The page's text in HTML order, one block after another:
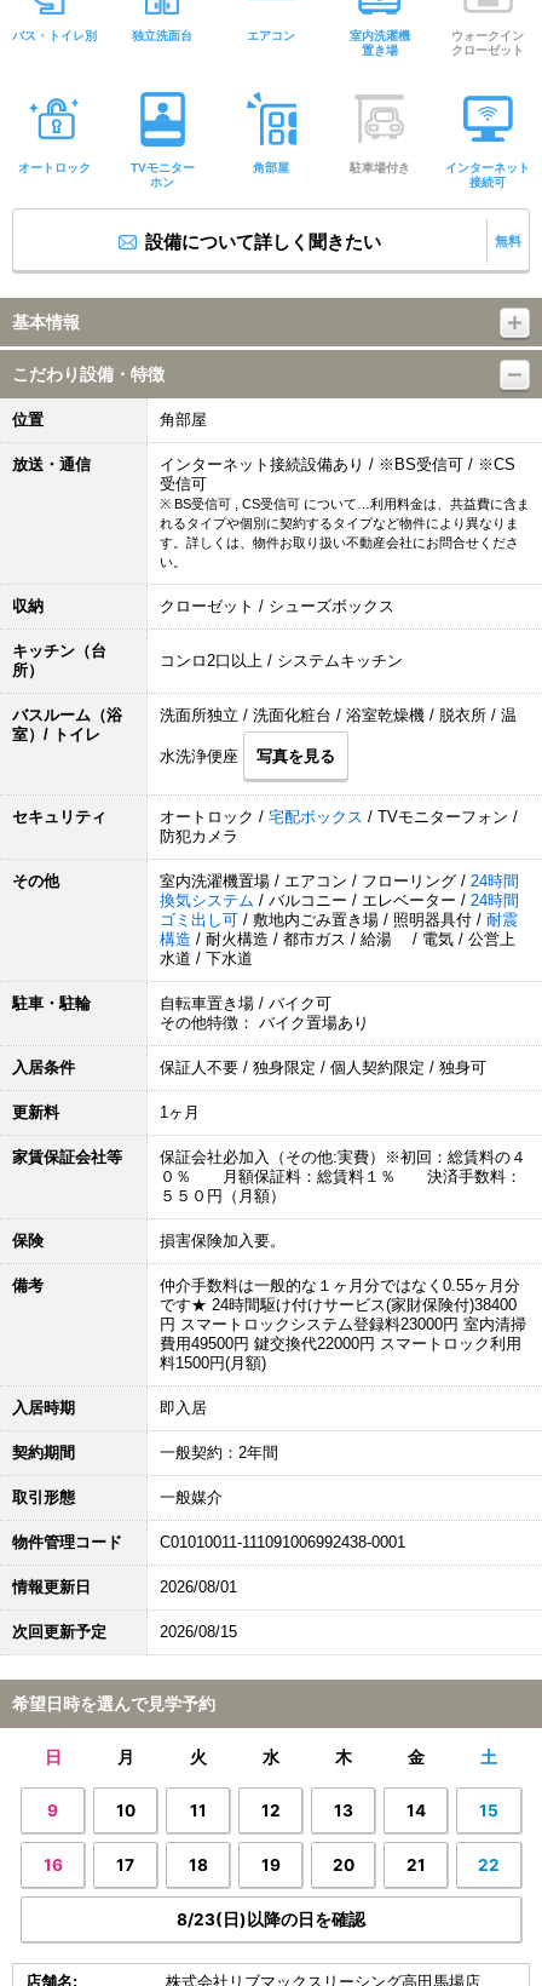
バス・トイレ別 独立洗面台 エアコン
室内洗濯機
置き場
ウォークイン
クローゼット
オートロック
TVモニター
ホン
角部屋 駐車場付き
インターネット
接続可
設備について詳しく聞きたい 無料
基本情報
こだわり設備・特徴
位置 角部屋
放送・通信
インターネット接続設備あり / ※BS受信可 / ※CS
受信可
※ BS受信可 , CS受信可 について…利用料金は、共益費に含ま
れるタイプや個別に契約するタイプなど物件により異なりま
す。詳しくは、物件お取り扱い不動産会社にお問合せくださ
い。
収納 クローゼット / シューズボックス
キッチン（台
所）
コンロ2口以上 / システムキッチン
バスルーム（浴
室）/ トイレ
洗面所独立 / 洗面化粧台 / 浴室乾燥機 / 脱衣所 / 温
水洗浄便座 写真を見る
セキュリティ オートロック / 宅配ボックス / TVモニターフォン /
防犯カメラ
その他 室内洗濯機置場 / エアコン / フローリング / 24時間
換気システム / バルコニー / エレベーター / 24時間
ゴミ出し可 / 敷地内ごみ置き場 / 照明器具付 / 耐震
構造 / 耐火構造 / 都市ガス / 給湯 / 電気 / 公営上
水道 / 下水道
駐車・駐輪
自転車置き場 / バイク可
その他特徴： バイク置場あり
入居条件 保証人不要 / 独身限定 / 個人契約限定 / 独身可
更新料 1ヶ月
家賃保証会社等
保証会社必加入（その他:実費）※初回：総賃料の４
０％ 月額保証料：総賃料１％ 決済手数料：
５５０円（月額）
保険 損害保険加入要。
備考
仲介手数料は一般的な１ヶ月分ではなく0.55ヶ月分
です★ 24時間駆け付けサービス(家財保険付)38400
円 スマートロックシステム登録料23000円 室内清掃
費用49500円 鍵交換代22000円 スマートロック利用
料1500円(月額)
入居時期 即入居
契約期間 一般契約：2年間
取引形態 一般媒介
物件管理コード C01010011-111091006992438-0001
情報更新日 2026/08/01
次回更新予定 2026/08/15
希望日時を選んで見学予約
日 月 火 水 木 金 土
9 10 11 12 13 14 15
16 17 18 19 20 21 22
8/23(日)以降の日を確認
店舗名: 株式会社リブマックスリーシング高田馬場店